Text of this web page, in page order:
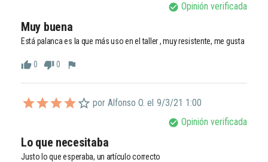
check_circle Opinión verificada
Muy buena
Está palanca es la que más uso en el taller , muy resistente, me gusta
thumb_up0 thumb_down0 flag
por Alfonso O. el 9/3/21 1:00
check_circle Opinión verificada
Lo que necesitaba
Justo lo que esperaba, un artículo correcto